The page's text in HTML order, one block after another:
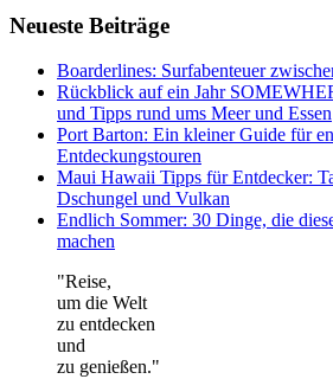
Neueste Beiträge
Boarderlines: Surfabenteuer
Rückblick auf ein Jahr
und Tipps rund ums Meer und Essen
Port Barton: Ein kleiner Guide für
Entdeckungstouren
Maui Hawaii Tipps für Entdecker:
Dschungel und Vulkan
Endlich Sommer: 30 Dinge, die
machen
"Reise,
um die Welt
zu entdecken
und
zu genießen."